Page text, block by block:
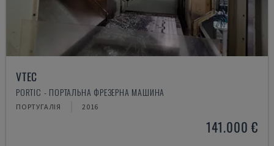
VTEC
PORTIC - ПОРТАЛЬНА ФРЕЗЕРНА МАШИНА
ПОРТУГАЛІЯ 2016
141.000 €